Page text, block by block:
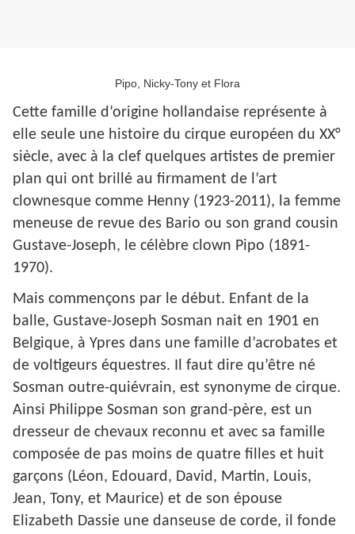
Pipo, Nicky-Tony et Flora
Cette famille d’origine hollandaise représente à
elle seule une histoire du cirque européen du XX°
siècle, avec à la clef quelques artistes de premier
plan qui ont brillé au firmament de l’art
clownesque comme Henny (1923-2011), la femme
meneuse de revue des Bario ou son grand cousin
Gustave-Joseph, le célèbre clown Pipo (1891-
1970).
Mais commençons par le début. Enfant de la
balle, Gustave-Joseph Sosman nait en 1901 en
Belgique, à Ypres dans une famille d’acrobates et
de voltigeurs équestres. Il faut dire qu’être né
Sosman outre-quiévrain, est synonyme de cirque.
Ainsi Philippe Sosman son grand-père, est un
dresseur de chevaux reconnu et avec sa famille
composée de pas moins de quatre filles et huit
garçons (Léon, Edouard, David, Martin, Louis,
Jean, Tony, et Maurice) et de son épouse
Elizabeth Dassie une danseuse de corde, il fonde